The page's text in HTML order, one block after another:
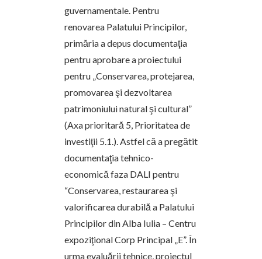
guvernamentale. Pentru
renovarea Palatului Principilor,
primăria a depus documentaţia
pentru aprobare a proiectului
pentru „Conservarea, protejarea,
promovarea şi dezvoltarea
patrimoniului natural şi cultural”
(Axa prioritară 5, Prioritatea de
investiţii 5.1.). Astfel că a pregătit
documentaţia tehnico-
economică faza DALI pentru
“Conservarea, restaurarea şi
valorificarea durabilă a Palatului
Principilor din Alba Iulia – Centru
expoziţional Corp Principal „E”. În
urma evaluării tehnice, proiectul